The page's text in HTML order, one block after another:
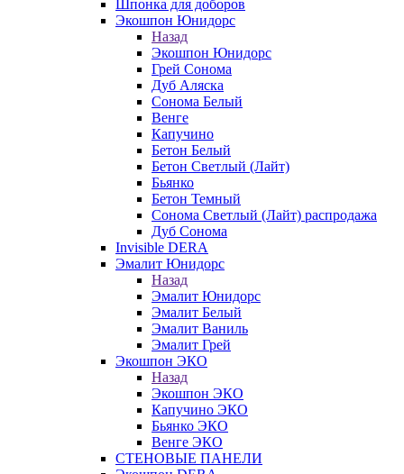
Шпонка для доборов
Экошпон Юнидорс
Назад
Экошпон Юнидорс
Грей Сонома
Дуб Аляска
Сонома Белый
Венге
Капучино
Бетон Белый
Бетон Светлый (Лайт)
Бьянко
Бетон Темный
Сонома Светлый (Лайт) распродажа
Дуб Сонома
Invisible DERA
Эмалит Юнидорс
Назад
Эмалит Юнидорс
Эмалит Белый
Эмалит Ваниль
Эмалит Грей
Экошпон ЭКО
Назад
Экошпон ЭКО
Капучино ЭКО
Бьянко ЭКО
Венге ЭКО
СТЕНОВЫЕ ПАНЕЛИ